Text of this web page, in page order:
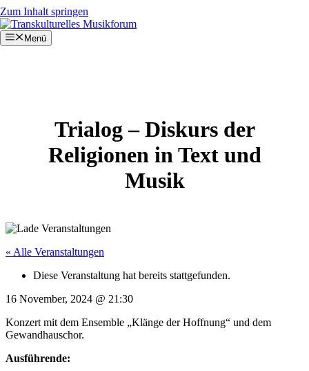
Zum Inhalt springen
Menü
Trialog – Diskurs der
Religionen in Text und
Musik
« Alle Veranstaltungen
Diese Veranstaltung hat bereits stattgefunden.
16 November, 2024 @ 21:30
Konzert mit dem Ensemble „Klänge der Hoffnung“ und dem
Gewandhauschor.
Ausführende: